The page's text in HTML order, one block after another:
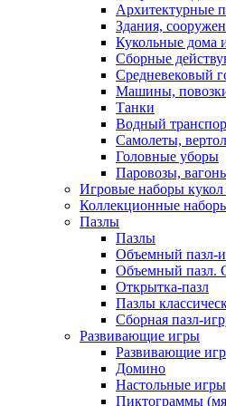
Архитектурные
Здания,
Кукольные дома
Сборные
Средневековый
Машины,
Танки
Водный
Самолеты,
Головные уборы
Паровозы,
Игровые наборы кукол
Коллекционные
Пазлы
Пазлы
Объемный пазл-
Объемный пазл.
Открытка-пазл
Пазлы
Сборная пазл-
Развивающие игры
Развивающие
Домино
Настольные игры
Пиктограммы